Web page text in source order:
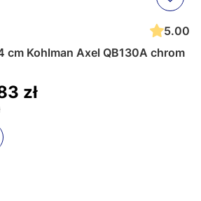
5.00
cm Kohlman Axel QB130A chrom
zł